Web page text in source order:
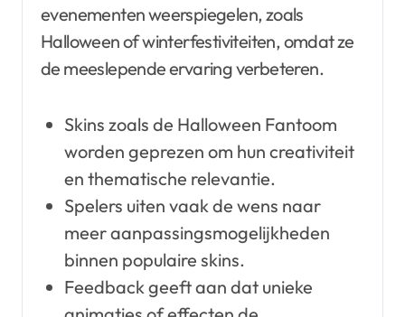
evenementen weerspiegelen, zoals
Halloween of winterfestiviteiten, omdat ze
de meeslepende ervaring verbeteren.
Skins zoals de Halloween Fantoom
worden geprezen om hun creativiteit
en thematische relevantie.
Spelers uiten vaak de wens naar
meer aanpassingsmogelijkheden
binnen populaire skins.
Feedback geeft aan dat unieke